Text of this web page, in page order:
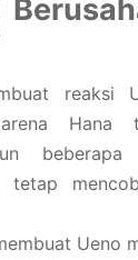
reaksi
Hana
beberapa
Ueno